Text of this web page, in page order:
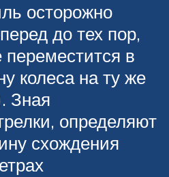
осторожно
до тех пор,
в
колеса на ту же
Зная
определяют
схождения